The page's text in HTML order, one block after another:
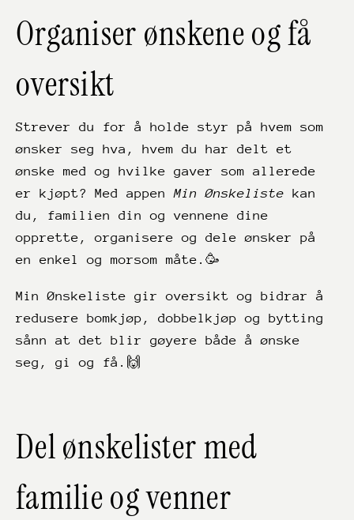
Organiser ønskene og få
oversikt
Strever du for å holde styr på hvem som
ønsker seg hva, hvem du har delt et
ønske med og hvilke gaver som allerede
er kjøpt? Med appenMin Ønskeliste kan
du, familien din og vennene dine
opprette, organisere og dele ønsker på
en enkel og morsom måte.🥳
Min Ønskeliste gir oversikt og bidrar å
redusere bomkjøp, dobbelkjøp og bytting
sånn at det blir gøyere både å ønske
seg, gi og få.🙌
Del ønskelister med
familie og venner